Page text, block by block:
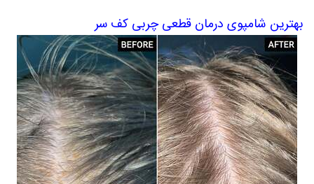
بهترین شامپوی درمان قطعی چربی کف سر